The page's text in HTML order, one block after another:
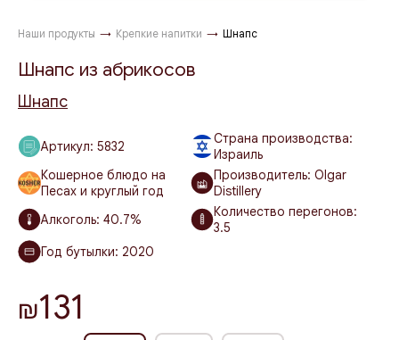
Наши продукты → Крепкие напитки → Шнапс
Шнапс из абрикосов
Шнапс
Артикул: 5832
Страна производства:
Израиль
Кошерное блюдо на
Песах и круглый год
Производитель: Olgar
Distillery
Алкоголь: 40.7%
Количество перегонов:
3.5
Год бутылки: 2020
₪131